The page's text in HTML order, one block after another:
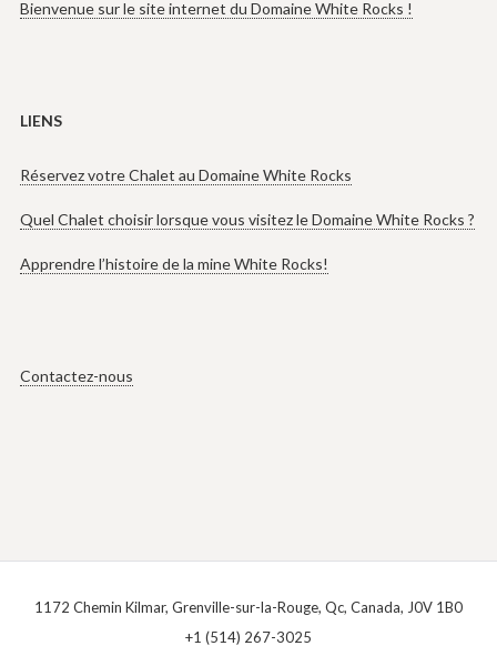
Bienvenue sur le site internet du Domaine White Rocks !
LIENS
Réservez votre Chalet au Domaine White Rocks
Quel Chalet choisir lorsque vous visitez le Domaine White Rocks ?
Apprendre l’histoire de la mine White Rocks!
Contactez-nous
1172 Chemin Kilmar, Grenville-sur-la-Rouge, Qc, Canada, J0V 1B0
+1 (514) 267-3025